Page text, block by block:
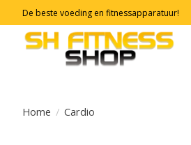
De beste voeding en fitnessapparatuur!
Home / Cardio